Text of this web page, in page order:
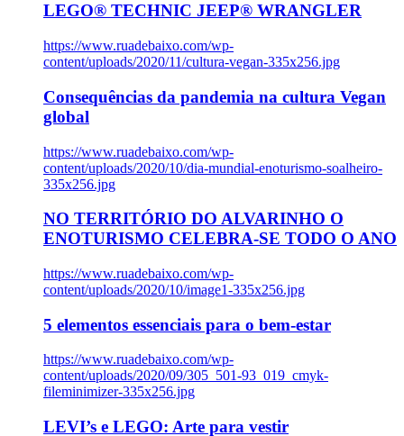
LEGO® TECHNIC JEEP® WRANGLER
https://www.ruadebaixo.com/wp-
content/uploads/2020/11/cultura-vegan-335x256.jpg
Consequências da pandemia na cultura Vegan
global
https://www.ruadebaixo.com/wp-
content/uploads/2020/10/dia-mundial-enoturismo-soalheiro-
335x256.jpg
NO TERRITÓRIO DO ALVARINHO O
ENOTURISMO CELEBRA-SE TODO O ANO
https://www.ruadebaixo.com/wp-
content/uploads/2020/10/image1-335x256.jpg
5 elementos essenciais para o bem-estar
https://www.ruadebaixo.com/wp-
content/uploads/2020/09/305_501-93_019_cmyk-
fileminimizer-335x256.jpg
LEVI’s e LEGO: Arte para vestir